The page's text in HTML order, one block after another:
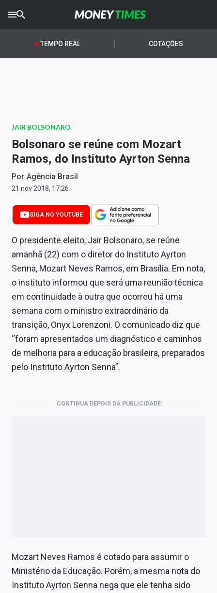
CRYPTOTIMES
AGROTIMES
Newsletters
Money Trader
Anuncie
Últimas Notícias
Newsletters
Cotações
Comprar ou vender?
Carteiras Recomendadas
Central de Dividendos
Central de Fundos Imobiliários
Central dos IPOs
Renda Fixa
Internacional
Marketing
TEMPO REAL COTAÇÕES
JAIR BOLSONARO
Bolsonaro se reúne com Mozart
Ramos, do Instituto Ayrton Senna
Por Agência Brasil
21 nov 2018, 17:26
SIGA NO YOUTUBE
O presidente eleito, Jair Bolsonaro, se reúne
amanhã (22) com o diretor do Instituto Ayrton
Senna, Mozart Neves Ramos, em Brasília. Em nota,
o instituto informou que será uma reunião técnica
em continuidade à outra que ocorreu há uma
semana com o ministro extraordinário da
transição, Onyx Lorenzoni. O comunicado diz que
“foram apresentados um diagnóstico e caminhos
de melhoria para a educação brasileira, preparados
pelo Instituto Ayrton Senna”.
CONTINUA DEPOIS DA PUBLICIDADE
Mozart Neves Ramos é cotado para assumir o
Ministério da Educação. Porém, a mesma nota do
Instituto Ayrton Senna nega que ele tenha sido